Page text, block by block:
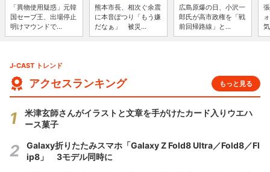
「異物使用疑惑」元韓
国セーブ王、出場停止
明けマウンドで...
熊本市長、相次ぐ余震
に本音ぽつり「もう嫌
だなぁ」 被災...
広島原爆の日、小沢一
郎氏が高市政権を「戦
前回帰路線」と...
J-CAST トレンド
アクセスランキング もっと見る
米津玄師さんがイラストと文章を手がけたカード入りウエハ
ース菓子
Galaxy折りたたみスマホ「Galaxy Z Fold8 Ultra／Fold8／Fl
ip8」 3モデル同時に